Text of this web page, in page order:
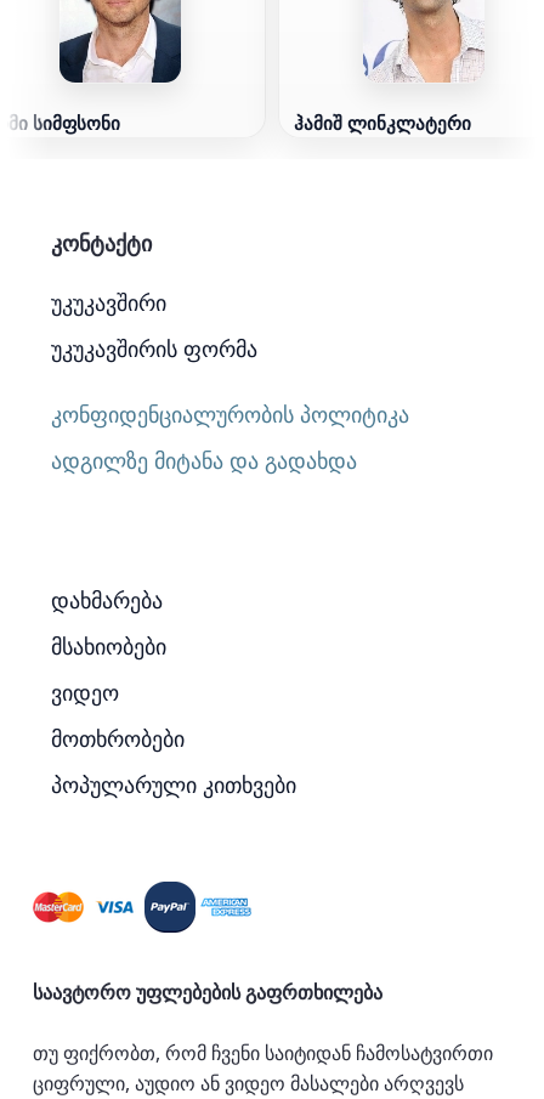
სიმფსონი ჰამიშ ლინკლატერი
კონტაქტი
უკუკავშირი
უკუკავშირის ფორმა
კონფიდენციალურობის პოლიტიკა
ადგილზე მიტანა და გადახდა
დახმარება
მსახიობები
ვიდეო
მოთხრობები
პოპულარული კითხვები
საავტორო უფლებების გაფრთხილება
თუ ფიქრობთ, რომ ჩვენი საიტიდან ჩამოსატვირთი
ციფრული, აუდიო ან ვიდეო მასალები არღვევს